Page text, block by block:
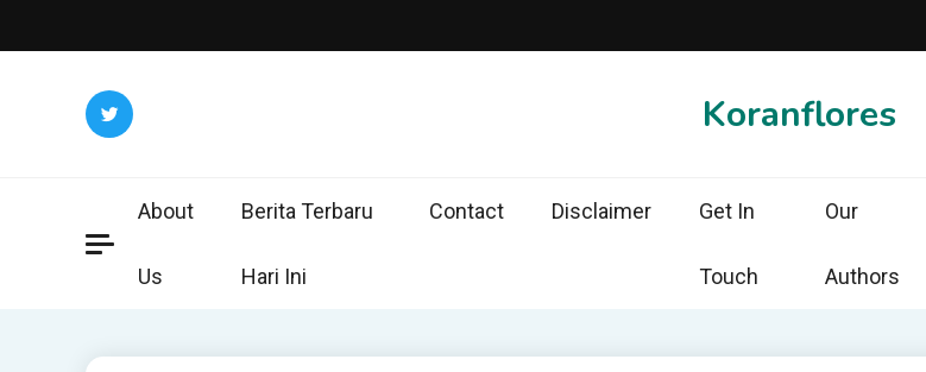
to
Koranflores
About
Us
Berita Terbaru
Hari Ini
Contact Disclaimer Get In
Touch
Our
Authors